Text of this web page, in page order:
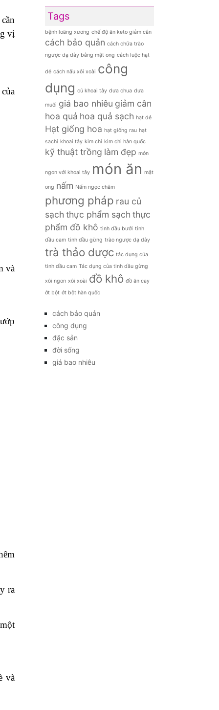
vị
và
ra
và
Tags
bệnh loãng xương chế độ ăn keto giảm cân
cách bảo quản cách chữa trào
ngược dạ dày bằng mật ong cách luộc hạt
dẻ cách nấu xôi xoài công
dụng củ khoai tây dưa chua dưa
muối giá bao nhiêu giảm cân
hoa quả hoa quả sạch hạt dẻ
Hạt giống hoa hạt giống rau hạt
sachi khoai tây kim chi kim chi hàn quốc
kỹ thuật trồng làm đẹp món
ngon với khoai tây món ăn mật
ong nấm Nấm ngọc châm
phương pháp rau củ
sạch thực phẩm sạch thực
phẩm đồ khô tinh dầu bưởi tinh
dầu cam tinh dầu gừng trào ngược dạ dày
trà thảo dược tác dụng của
tinh dầu cam Tác dụng của tinh dầu gừng
xôi ngon xôi xoài đồ khô đồ ăn cay
ớt bột ớt bột hàn quốc
cách bảo quản
công dụng
đặc sản
đời sống
giá bao nhiêu